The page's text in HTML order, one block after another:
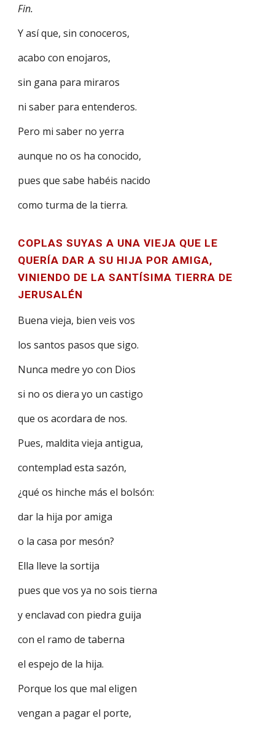
Fin.
Y así que, sin conoceros,
acabo con enojaros,
sin gana para miraros
ni saber para entenderos.
Pero mi saber no yerra
aunque no os ha conocido,
pues que sabe habéis nacido
como turma de la tierra.
COPLAS SUYAS A UNA VIEJA QUE LE
QUERÍA DAR A SU HIJA POR AMIGA,
VINIENDO DE LA SANTÍSIMA TIERRA DE
JERUSALÉN
Buena vieja, bien veis vos
los santos pasos que sigo.
Nunca medre yo con Dios
si no os diera yo un castigo
que os acordara de nos.
Pues, maldita vieja antigua,
contemplad esta sazón,
¿qué os hinche más el bolsón:
dar la hija por amiga
o la casa por mesón?
Ella lleve la sortija
pues que vos ya no sois tierna
y enclavad con piedra guija
con el ramo de taberna
el espejo de la hija.
Porque los que mal eligen
vengan a pagar el porte,